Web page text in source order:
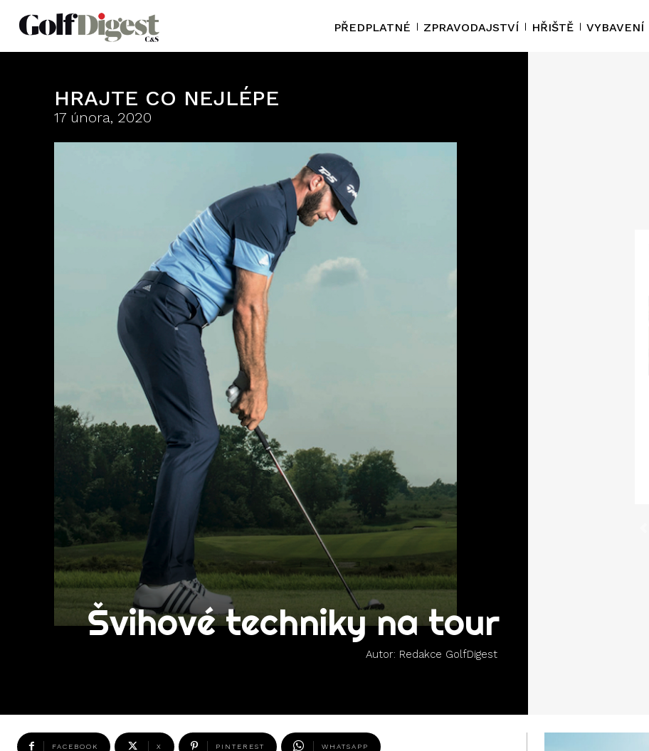
PŘEDPLATNÉ ZPRAVODAJSTVÍ HŘIŠTĚ VYBAVENÍ
HRAJTE CO NEJLÉPE
17 února, 2020
Švihové techniky na tour
Autor: Redakce GolfDigest
FACEBOOK X PINTEREST WHATSAPP